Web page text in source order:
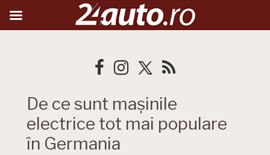
De ce sunt mașinile
electrice tot mai populare
în Germania